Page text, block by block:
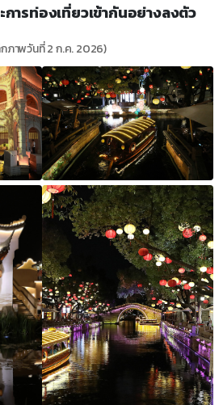
ารท่องเที่ยวเข้ากันอย่างลงตัว
ภาพวันที่ 2 ก.ค. 2026)